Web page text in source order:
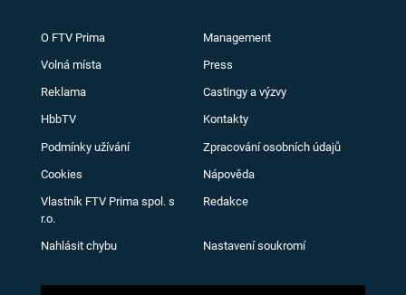
O FTV Prima Management
Volná místa Press
Reklama Castingy a výzvy
HbbTV Kontakty
Podmínky užívání Zpracování osobních údajů
Cookies Nápověda
Vlastník FTV Prima spol. s
r.o.
Redakce
Nahlásit chybu Nastavení soukromí